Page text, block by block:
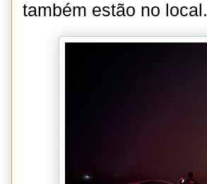
também estão no local.